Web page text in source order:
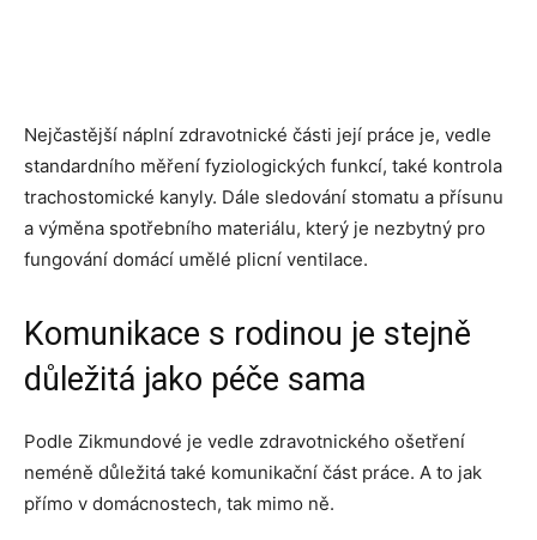
Nejčastější náplní zdravotnické části její práce je, vedle
standardního měření fyziologických funkcí, také kontrola
trachostomické kanyly. Dále sledování stomatu a přísunu
a výměna spotřebního materiálu, který je nezbytný pro
fungování domácí umělé plicní ventilace.
Komunikace s rodinou je stejně
důležitá jako péče sama
Podle Zikmundové je vedle zdravotnického ošetření
neméně důležitá také komunikační část práce. A to jak
přímo v domácnostech, tak mimo ně.